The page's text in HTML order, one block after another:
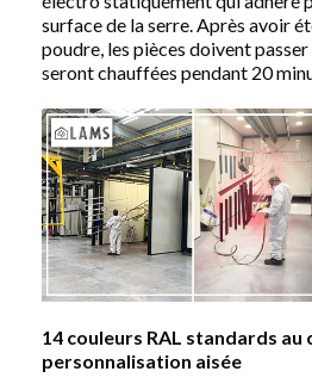
surface de la serre. Après avoir
poudre, les pièces doivent
seront chauffées pendant 20
14 couleurs RAL standards au
personnalisation aisée